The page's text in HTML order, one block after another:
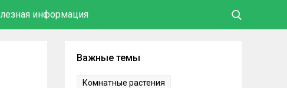
информация
Важные темы
Комнатные растения